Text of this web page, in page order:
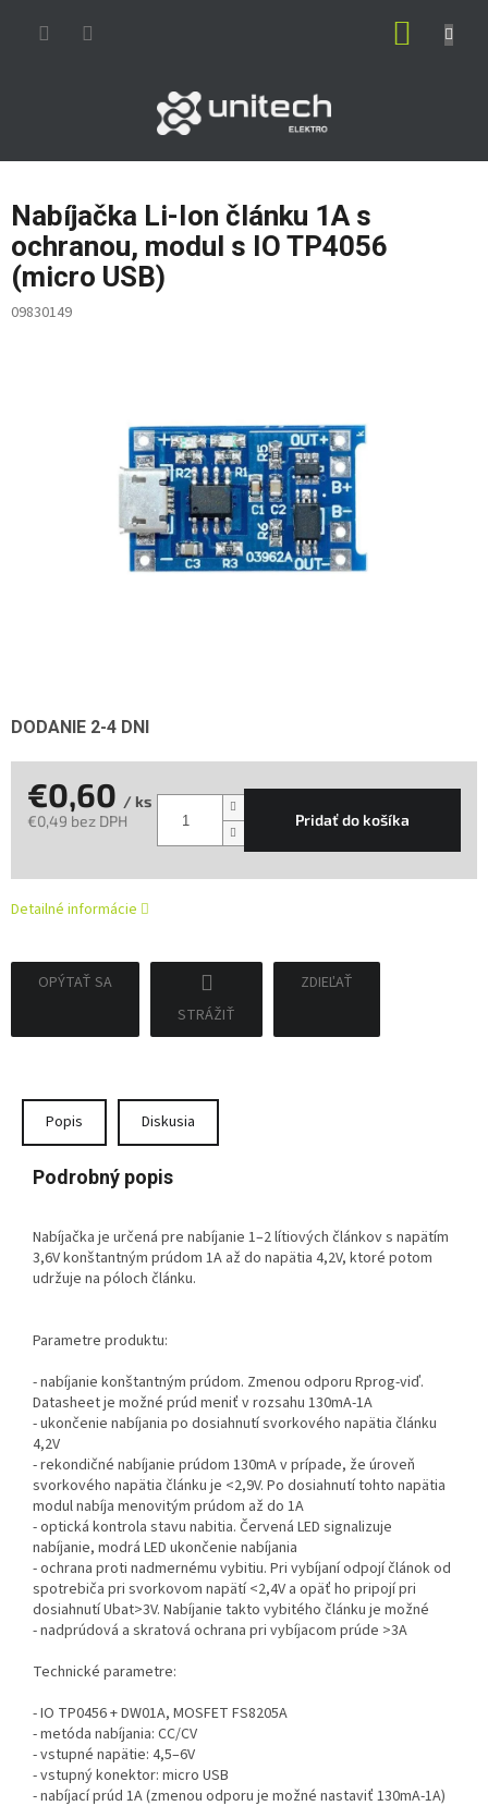
Nabíjačka Li-Ion článku 1A s
ochranou, modul s IO TP4056
(micro USB)
09830149
DODANIE 2-4 DNI
€0,60 / ks
€0,49 bez DPH
Pridať do košíka
Detailné informácie
OPÝTAŤ SA
STRÁŽIŤ
ZDIEĽAŤ
Popis Diskusia
Podrobný popis
Nabíjačka je určená pre nabíjanie 1–2 lítiových článkov s napätím
3,6V konštantným prúdom 1A až do napätia 4,2V, ktoré potom
udržuje na póloch článku.
Parametre produktu:
- nabíjanie konštantným prúdom. Zmenou odporu Rprog-viď.
Datasheet je možné prúd meniť v rozsahu 130mA-1A
- ukončenie nabíjania po dosiahnutí svorkového napätia článku
4,2V
- rekondičné nabíjanie prúdom 130mA v prípade, že úroveň
svorkového napätia článku je <2,9V. Po dosiahnutí tohto napätia
modul nabíja menovitým prúdom až do 1A
- optická kontrola stavu nabitia. Červená LED signalizuje
nabíjanie, modrá LED ukončenie nabíjania
- ochrana proti nadmernému vybitiu. Pri vybíjaní odpojí článok od
spotrebiča pri svorkovom napätí <2,4V a opäť ho pripojí pri
dosiahnutí Ubat>3V. Nabíjanie takto vybitého článku je možné
- nadprúdová a skratová ochrana pri vybíjacom prúde >3A
Technické parametre:
- IO TP0456 + DW01A, MOSFET FS8205A
- metóda nabíjania: CC/CV
- vstupné napätie: 4,5–6V
- vstupný konektor: micro USB
- nabíjací prúd 1A (zmenou odporu je možné nastaviť 130mA-1A)